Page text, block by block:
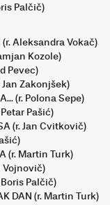
Palčič)
(r. Aleksandra Vokač)
Kozole)
Pevec)
Jan Zakonjšek)
(r. Polona Sepe)
Pašić)
(r. Jan Cvitkovič)
(r. Martin Turk)
Vojnovič)
Boris Palčič)
DAN (r. Martin Turk)